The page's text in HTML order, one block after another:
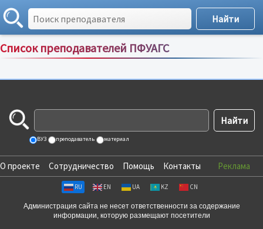
Список преподавателей ПФУАГС
Сортировка по:имени;рейтингу;отзывам
ВУЗ преподаватель материал
О проекте Сотрудничество Помощь Контакты Реклама
RU EN UA KZ CN
Администрация сайта не несет ответственности за содержание
информации, которую размещают посетители